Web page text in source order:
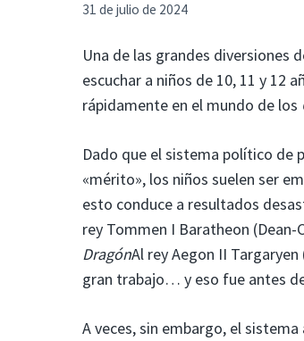
31 de julio de 2024
Una de las grandes diversiones
escuchar a niños de 10, 11 y 12
rápidamente en el mundo de los
Dado que el sistema político de
«mérito», los niños suelen ser
esto conduce a resultados
rey Tommen I Baratheon (Dean-
DragónAl rey Aegon II
gran trabajo… y eso fue antes
A veces, sin embargo, el